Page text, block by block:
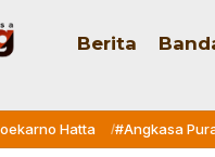
Berita
Hatta #Angkasa